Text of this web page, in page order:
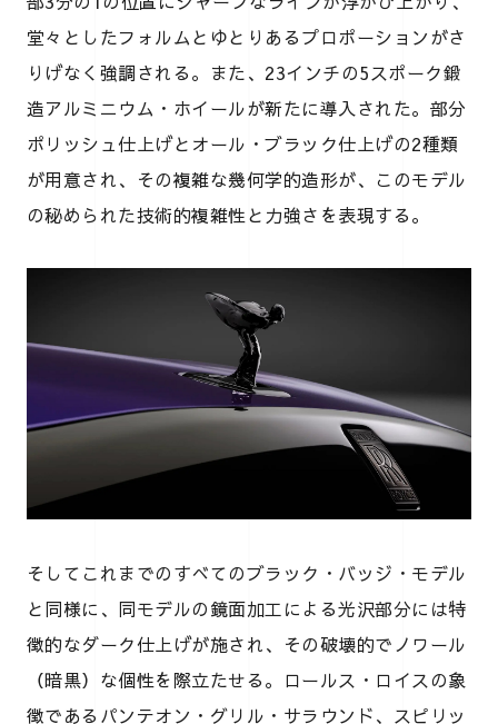
堂々としたフォルムとゆとりあるプロポーションがさ
りげなく強調される。また、23インチの5スポーク鍛
造アルミニウム・ホイールが新たに導入された。部分
ポリッシュ仕上げとオール・ブラック仕上げの2種類
が用意され、その複雑な幾何学的造形が、このモデル
の秘められた技術的複雑性と力強さを表現する。
そしてこれまでのすべてのブラック・バッジ・モデル
と同様に、同モデルの鏡面加工による光沢部分には特
徴的なダーク仕上げが施され、その破壊的でノワール
（暗黒）な個性を際立たせる。ロールス・ロイスの象
徴であるパンテオン・グリル・サラウンド、スピリッ